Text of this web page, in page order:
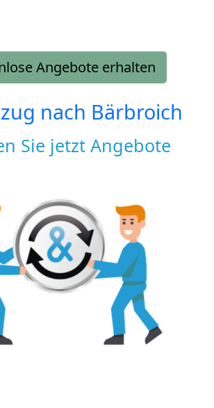
Angebote erhalten
nach Bärbroich
Sie jetzt Angebote